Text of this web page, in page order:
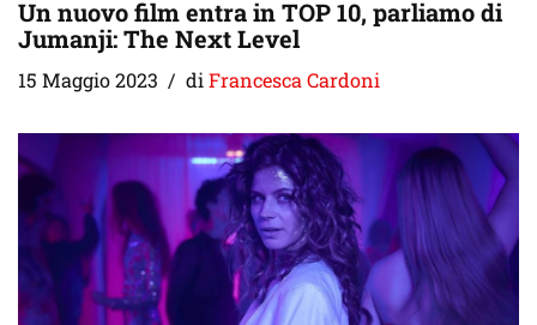
Un nuovo film entra in TOP 10, parliamo di
Jumanji: The Next Level
15 Maggio 2023 di Francesca Cardoni